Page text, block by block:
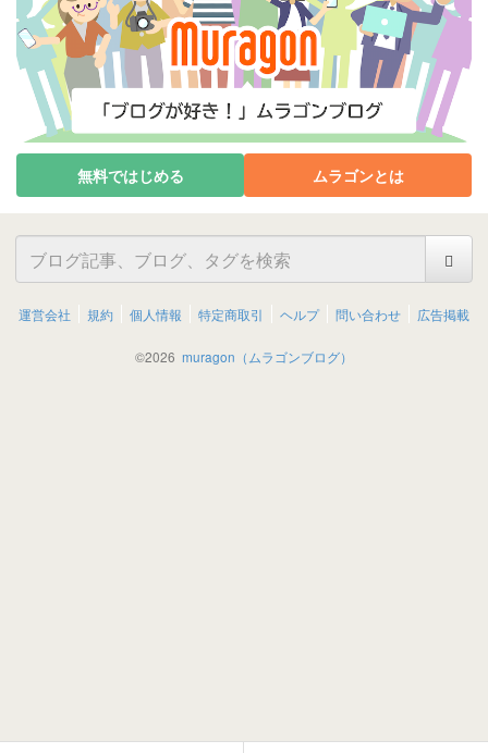
無料ではじめる ムラゴンとは
運営会社 規約 個人情報 特定商取引 ヘルプ 問い合わせ 広告掲載
©2026 muragon（ムラゴンブログ）